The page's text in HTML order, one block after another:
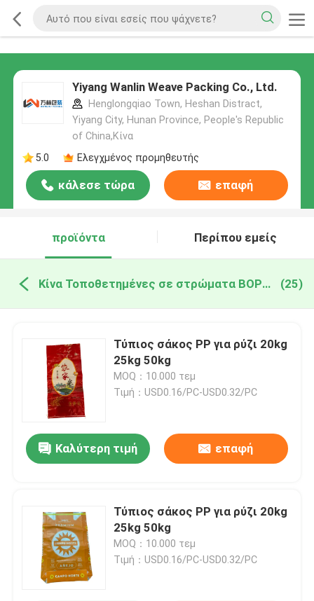
Yiyang Wanlin Weave Packing Co., Ltd.
Henglongqiao Town, Heshan Distract,
Yiyang City, Hunan Province, People's Republic
of China,Κίνα
5.0
Ελεγχμένος προμηθευτής
κάλεσε τώρα επαφή
προϊόντα Περίπου εμείς
Κίνα Τοποθετημένες σε στρώματα BOPP υφαμένες PP τσάντες (25)
Τύπιος σάκος PP για ρύζι 20kg
25kg 50kg
MOQ：10.000 τεμ
Τιμή：USD0.16/PC-USD0.32/PC
Καλύτερη τιμή επαφή
Τύπιος σάκος PP για ρύζι 20kg
25kg 50kg
MOQ：10.000 τεμ
Τιμή：USD0.16/PC-USD0.32/PC